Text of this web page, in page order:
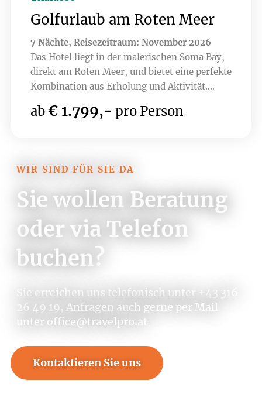
Golfurlaub am Roten Meer
7 Nächte, Reisezeitraum: November 2026
Das Hotel liegt in der malerischen Soma Bay,
direkt am Roten Meer, und bietet eine perfekte
Kombination aus Erholung und Aktivität.
sich hier nicht nur die Ruhe genießen,
Course mit seinen spektakulären Ausblicken
auf das Meer und die Wüste verspricht ein
einzigartiges Golferlebnis. Aktuell sind auch
bereits 9 Loch des brandneuen Golfplatzes
Hidden Cove bespielbar - ab dem Jahr 2027
sorgen dann zwei 18-Loch Plätze für
perfektes Golfvergnügen.
ab€ 1.799,- pro Person
WIR SIND FÜR SIE DA
Sie wollen Beratung
oder via Telefon
buchen?
Sie erreichen uns telefonisch unter +43 316
26 49 19, Anfragen auch gerne per Mail
unter office@travelpro.at
Kontaktieren Sie uns